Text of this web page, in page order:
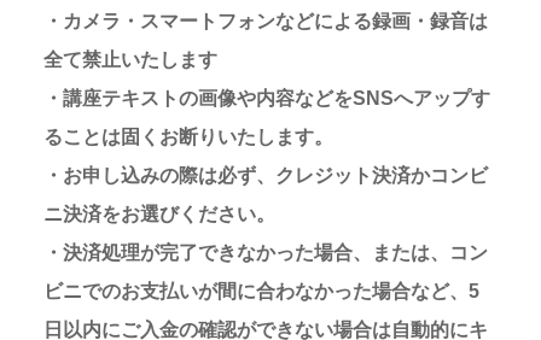
・カメラ・スマートフォンなどによる録画・録音は
全て禁止いたします
・講座テキストの画像や内容などをSNSへアップす
ることは固くお断りいたします。
・お申し込みの際は必ず、クレジット決済かコンビ
ニ決済をお選びください。
・決済処理が完了できなかった場合、または、コン
ビニでのお支払いが間に合わなかった場合など、5
日以内にご入金の確認ができない場合は自動的にキ